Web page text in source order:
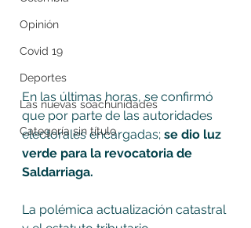
Opinión
Covid 19
Deportes
Las nuevas soachunidades
Categoría sin título
En las últimas horas, se confirmó
que por parte de las autoridades
electorales encargadas; se dio luz
verde para la revocatoria de
Saldarriaga.
La polémica actualización catastral